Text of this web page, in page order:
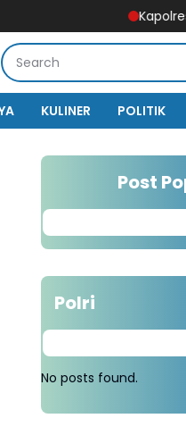
Kapolres
KULINER POLITIK
Post
Polri
No posts found.